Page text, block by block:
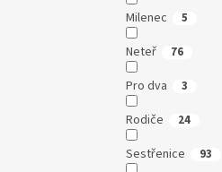
Milenec 5
Neteř 76
Pro dva 3
Rodiče 24
Sestřenice 93